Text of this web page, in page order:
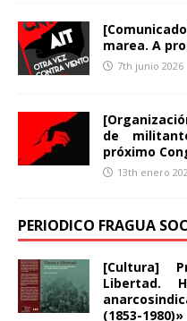
marea. A
7th junio 2026
de
próximo
13th enero
PERIODICO FRAGUA
[Cultura]
Libertad.
(1853-1980)»